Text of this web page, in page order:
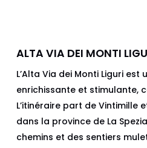
ALTA VIA DEI MONTI
L’Alta Via dei Monti Liguri est
enrichissante et stimulante,
L’itinéraire part de Vintimille
dans la province de La
chemins et des sentiers